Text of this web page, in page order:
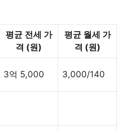
평균 전세 가
격 (원)
평균 월세 가
격 (원)
3억 5,000 3,000/140